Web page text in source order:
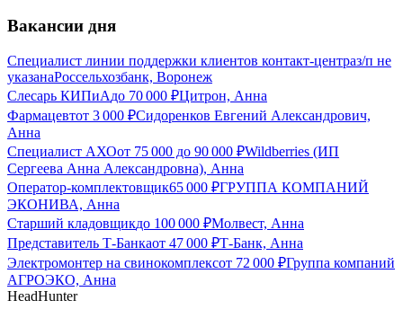
Вакансии дня
Специалист линии поддержки клиентов контакт-центраз/п не
указанаРоссельхозбанк, Воронеж
Слесарь КИПиАдо 70 000 ₽Цитрон, Анна
Фармацевтот 3 000 ₽Сидоренков Евгений Александрович,
Анна
Специалист АХОот 75 000 до 90 000 ₽Wildberries (ИП
Сергеева Анна Александровна), Анна
Оператор-комплектовщик65 000 ₽ГРУППА КОМПАНИЙ
ЭКОНИВА, Анна
Старший кладовщикдо 100 000 ₽Молвест, Анна
Представитель Т-Банкаот 47 000 ₽Т-Банк, Анна
Электромонтер на свинокомплексот 72 000 ₽Группа компаний
АГРОЭКО, Анна
HeadHunter